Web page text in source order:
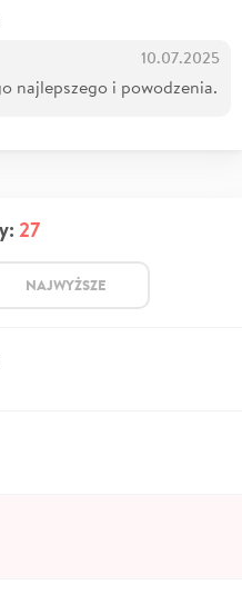
10.07.2025
najlepszego i powodzenia.
27
NAJWYŻSZE